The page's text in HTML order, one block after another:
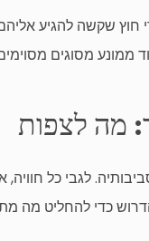
חוץ שקשה להגיע
ממונע מסוגים
מה לצפות
לגבי כל
כדי להחליט מה